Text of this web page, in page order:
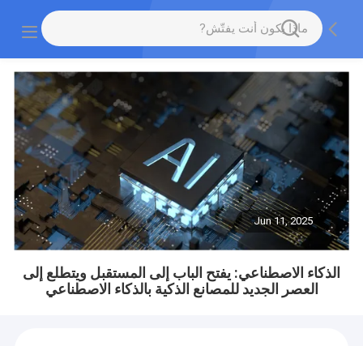
Jun 11, 2025
الذكاء الاصطناعي: يفتح الباب إلى المستقبل ويتطلع إلى
العصر الجديد للمصانع الذكية بالذكاء الاصطناعي